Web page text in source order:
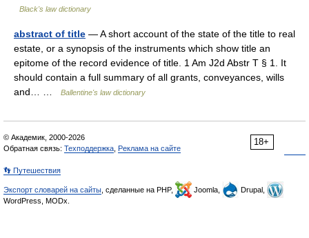
Black's law dictionary
abstract of title — A short account of the state of the title to real
estate, or a synopsis of the instruments which show title an
epitome of the record evidence of title. 1 Am J2d Abstr T § 1. It
should contain a full summary of all grants, conveyances, wills
and… …
Ballentine's law dictionary
18+
© Академик, 2000-2026
Обратная связь: Техподдержка Реклама на сайте
👣 Путешествия
Экспорт словарей на сайты , сделанные на PHP, Joomla,
Drupal,
WordPress, MODx.